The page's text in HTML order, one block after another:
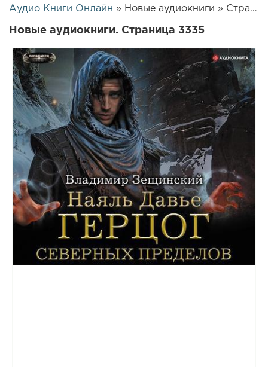
Аудио Книги Онлайн » Новые аудиокниги » Страница 3335
Новые аудиокниги. Страница 3335